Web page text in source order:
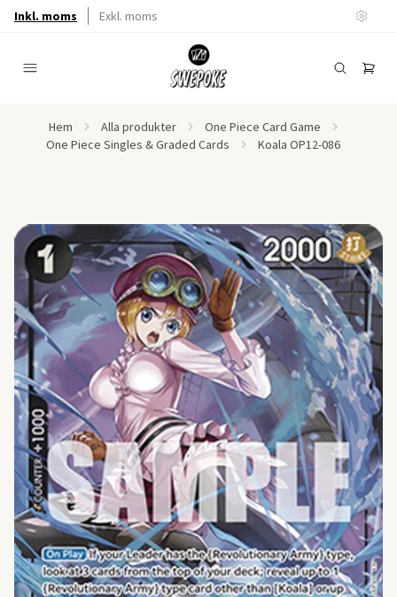
Inkl. moms Exkl. moms
Hem Alla produkter
One Piece Card Game
One Piece Singles & Graded Cards
Koala OP12-086